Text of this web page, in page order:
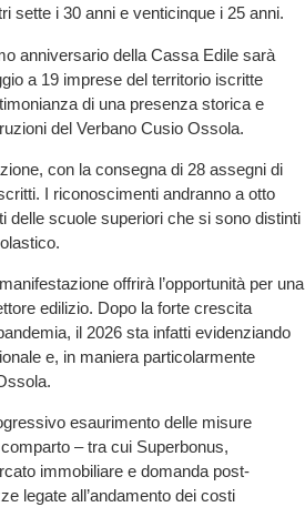
sette i 30 anni e venticinque i 25 anni.
anniversario della Cassa Edile sarà
a 19 imprese del territorio iscritte
di una presenza storica e
del Verbano Cusio Ossola.
con la consegna di 28 assegni di
I riconoscimenti andranno a otto
delle scuole superiori che si sono distinti
offrirà l’opportunità per una
edilizio. Dopo la forte crescita
il 2026 sta infatti evidenziando
e, in maniera particolarmente
esaurimento delle misure
– tra cui Superbonus,
immobiliare e domanda post-
legate all’andamento dei costi